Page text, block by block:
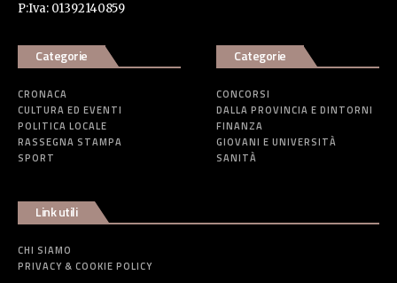
P:Iva: 01392140859
Categorie
CRONACA
CULTURA ED EVENTI
POLITICA LOCALE
RASSEGNA STAMPA
SPORT
Categorie
CONCORSI
DALLA PROVINCIA E DINTORNI
FINANZA
GIOVANI E UNIVERSITÀ
SANITÀ
Link utili
CHI SIAMO
PRIVACY & COOKIE POLICY